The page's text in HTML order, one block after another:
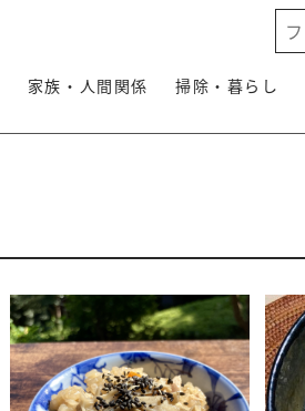
家族・人間関係 掃除・暮らし